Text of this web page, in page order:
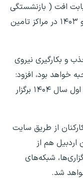
همچنین ۵۹ نفر از بابت افت ( بازنشستگی
) نیروی انسانی در جریان سال‌های ۱۴۰۲ و ۱۴۰۳ در مراکز تامین
و بکارگیری نیروی
خواهد بود، افزود:
آزمون جذب و استخدام این افراد در نیمه اول سال ۱۴۰۴ برگزار
از طریق سایت
هم از
شبکه‌های
شد.